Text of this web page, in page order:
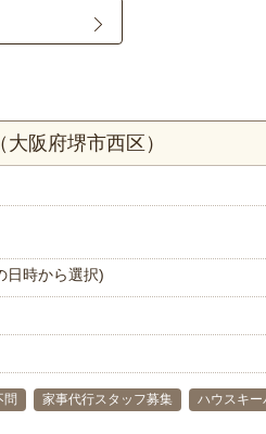
阪府堺市西区）
日時から選択)
問 家事代行スタッフ募集 ハウスキー